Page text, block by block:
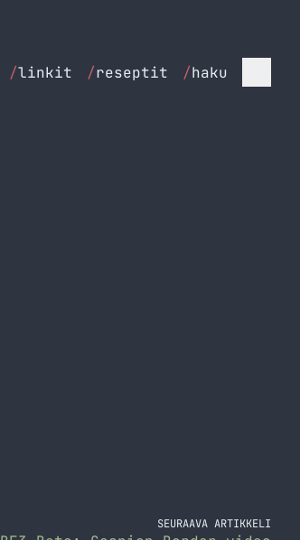
/linkit /reseptit /haku
SEURAAVA ARTIKKELI